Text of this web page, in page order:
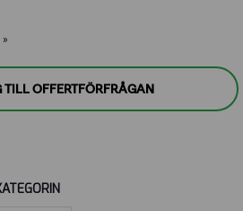
Se leveransalternativ här »
TILL OFFERTFÖRFRÅGAN